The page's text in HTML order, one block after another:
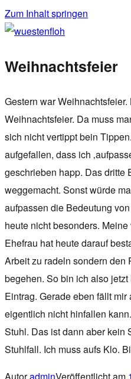
Zum Inhalt springen
wuestenfloh
Weihnachtsfeier
Gestern war
Weihnachtsfeier. Da muss
sich nicht vertippt bein
aufgefallen, dass ich
geschrieben happ. Das dritte
weggemacht. Sonst würde
aufpassen die Bedeutung von
heute nicht besonders. Meine
Ehefrau hat heute darauf
Arbeit zu radeln sondern den
begehen. So bin ich also jetzt
Eintrag. Gerade eben fällt mir
eigentlich nicht hinfallen
Stuhl. Das ist dann aber kein
Stuhlfall. Ich muss aufs Klo.
AutoradminVeröffentlicht am